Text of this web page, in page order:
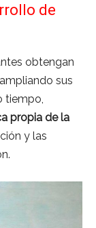
de
obtengan
sus
tiempo,
propia de la
y las